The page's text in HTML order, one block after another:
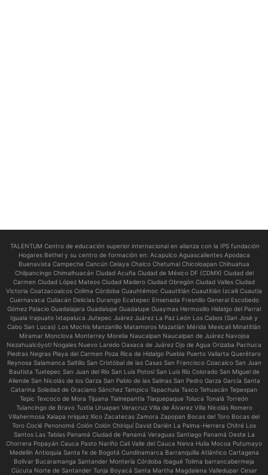
TALENTUM Centro de educación superior internacional en alianza con la IPS fundación
Hogares Bethel y su centro de formación en: Acapulco Aguascalientes Apodaca
Buenavista Campeche Cancún Celaya Chalco Chetumal Chicoloapan Chihuahua
Chilpancingo Chimalhuacán Ciudad Acuña Ciudad de México DF (CDMX) Ciudad del
Carmen Ciudad López Mateos Ciudad Madero Ciudad Obregón Ciudad Valles Ciudad
Victoria Coatzacoalcos Colima Córdoba Cuauhtémoc Cuautitlán Cuautitlán Izcalli Cuautla
Cuernavaca Culiacán Delicias Durango Ecatepec Ensenada Fresnillo General Escobedo
Gómez Palacio Guadalajara Guadalupe Guadalupe Guaymas Hermosillo Hidalgo del Parral
Iguala Irapuato Ixtapaluca Jiutepec Juárez Juárez La Paz León Los Cabos (San José y
Cabo San Lucas) Los Mochis Manzanillo Matamoros Mazatlán Mérida Mexicali Minatitlán
Miramar Monclova Monterrey Morelia Naucalpan Naucalpan de Juárez Navojoa
Nezahualcóyotl Nogales Nuevo Laredo Oaxaca de Juárez Ojo de Agua Orizaba Pachuca
Piedras Negras Playa del Carmen Poza Rica de Hidalgo Puebla Puerto Vallarta Querétaro
Reynosa Salamanca Saltillo San Cristóbal de las Casas San Francisco Coacalco San Juan
Bautista Tuxtepec San Juan del Río San Luis Potosí San Luis Río Colorado San Miguel de
Allende San Nicolás de los Garza San Pablo de las Salinas San Pedro Garza García Santa
Catarina Soledad de Graciano Sánchez Tampico Tapachula Taxco Tehuacán Tepexpan
Tepic Texcoco de Mora Tijuana Tlalnepantla Tlaquepaque Toluca Tonalá Torreón
Tulancingo de Bravo Tuxtla Uruapan Veracruz Villa de Álvarez Villa Nicolás Romero
Villahermosa Xalapa nriquez Xico Zacatecas Zamora Zapopan Bocas del Toro Bocas del
Toro Coclé Penonomé Colón Colón Chiriquí David Darién La Palma-Herrera Chitré Los
Santos Las Tablas Panamá Ciudad de Panamá Veraguas Santiago Panamá Oeste La
Chorrera Popayán Cauca Pasto Nariño Cali Valle del Cauca Neiva Huila Mocoa Putumayo
Medellín Antioquia Santa fe de Bogotá Cundinamarca Barranquilla Atlántico Cartagena
Bolívar Bucaramanga Santander Montería Córdoba Ibagué Tolima barrancabermeja
Cúcuta Norte de Santander Tunja Boyacá Santa Martha Magdalena Valledupar Cesar